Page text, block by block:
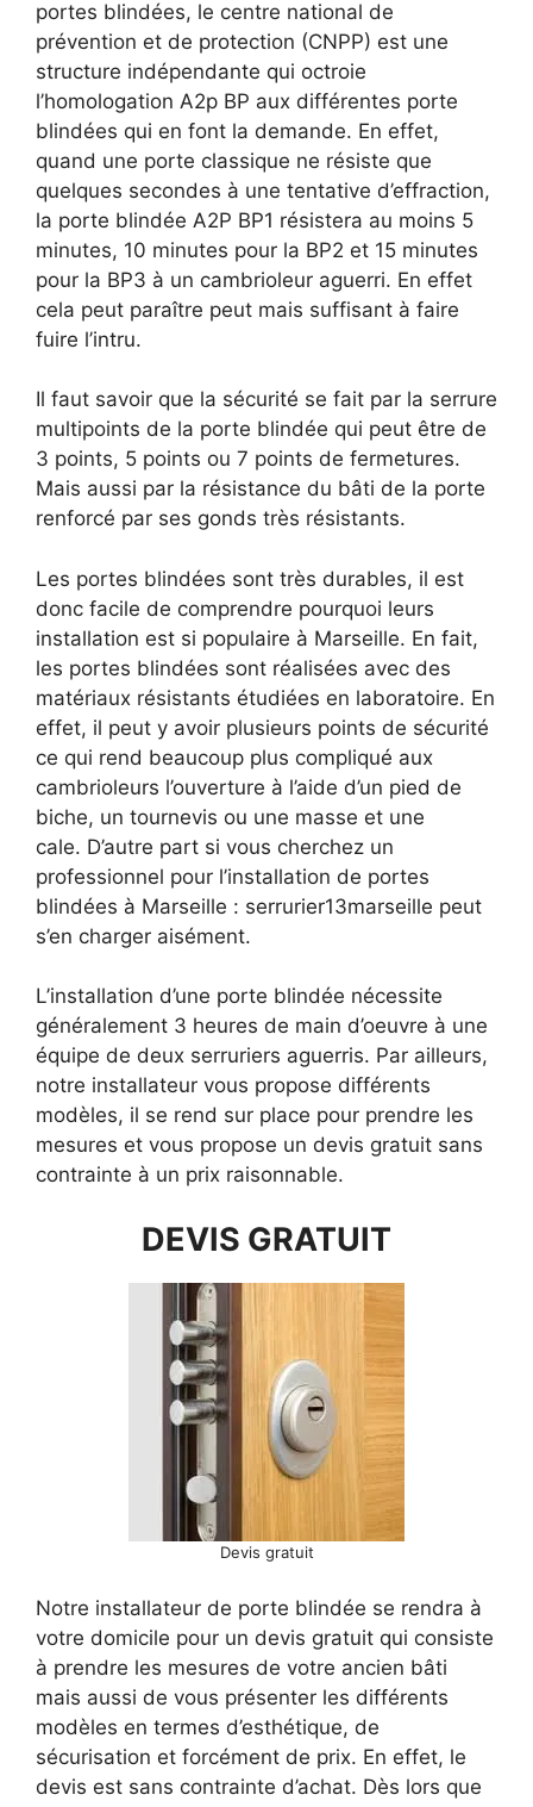
portes blindées, le centre national de
prévention et de protection (CNPP) est une
structure indépendante qui octroie
l’homologation A2p BP aux différentes porte
blindées qui en font la demande. En effet,
quand une porte classique ne résiste que
quelques secondes à une tentative d’effraction,
la porte blindée A2P BP1 résistera au moins 5
minutes, 10 minutes pour la BP2 et 15 minutes
pour la BP3 à un cambrioleur aguerri. En effet
cela peut paraître peut mais suffisant à faire
fuire l’intru.
Il faut savoir que la sécurité se fait par la serrure
multipoints de la porte blindée qui peut être de
3 points, 5 points ou 7 points de fermetures.
Mais aussi par la résistance du bâti de la porte
renforcé par ses gonds très résistants.
Les portes blindées sont très durables, il est
donc facile de comprendre pourquoi leurs
installation est si populaire à Marseille. En fait,
les portes blindées sont réalisées avec des
matériaux résistants étudiées en laboratoire. En
effet, il peut y avoir plusieurs points de sécurité
ce qui rend beaucoup plus compliqué aux
cambrioleurs l’ouverture à l’aide d’un pied de
biche, un tournevis ou une masse et une
cale. D’autre part si vous cherchez un
professionnel pour l’installation de portes
blindées à Marseille : serrurier13marseille peut
s’en charger aisément.
L’installation d’une porte blindée nécessite
généralement 3 heures de main d’oeuvre à une
équipe de deux serruriers aguerris. Par ailleurs,
notre installateur vous propose différents
modèles, il se rend sur place pour prendre les
mesures et vous propose un devis gratuit sans
contrainte à un prix raisonnable.
DEVIS GRATUIT
Devis gratuit
Notre installateur de porte blindée se rendra à
votre domicile pour un devis gratuit qui consiste
à prendre les mesures de votre ancien bâti
mais aussi de vous présenter les différents
modèles en termes d’esthétique, de
sécurisation et forcément de prix. En effet, le
devis est sans contrainte d’achat. Dès lors que